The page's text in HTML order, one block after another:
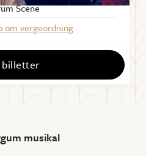
Scene
om vergeordning
billetter
musikal